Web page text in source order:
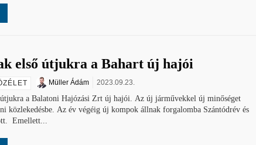
első útjukra a Bahart új hajói
Müller Ádám 2023.09.23.
a Balatoni Hajózási Zrt új hajói. Az új járművekkel új minőséget
közlekedésbe. Az év végéig új kompok állnak forgalomba Szántódrév és
Emellett...